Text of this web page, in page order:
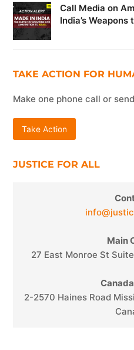
Call Media on
India’s
TAKE ACTION FOR
Make one phone call or
Take Action
JUSTICE FOR ALL
Main
27 East Monroe St
2-2570 Haines Road